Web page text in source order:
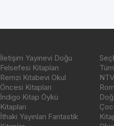
İletişim Yayınevi Doğu
Felsefesi Kitapları
Remzi Kitabevi Okul
Öncesi Kitapları
İndigo Kitap Öykü
Kitapları
İthaki Yayınları Fantastik